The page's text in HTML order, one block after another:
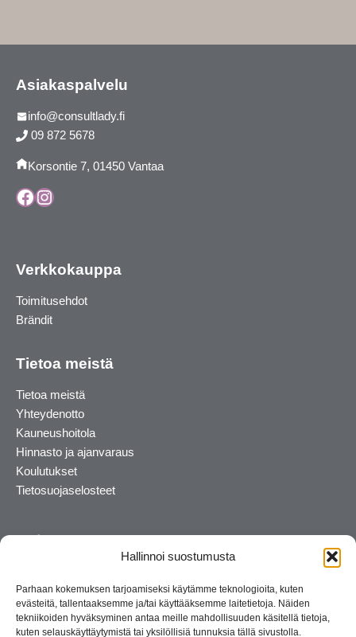
Hallinnoi suostumusta
Parhaan kokemuksen tarjoamiseksi käytämme teknologioita, kuten
evästeitä, tallentaaksemme ja/tai käyttääksemme laitetietoja. Näiden
tekniikoiden hyväksyminen antaa meille mahdollisuuden käsitellä tietoja,
kuten selauskäyttäytymistä tai yksilöllisiä tunnuksia tällä sivustolla.
Asiakaspalvelu
info@consultlady.fi
09 872 5678
Korsontie 7, 01450 Vantaa
Facebook
Instagram
Verkkokauppa
Toimitusehdot
Brändit
Tietoa meistä
Tietoa meistä
Yhteydenotto
Kauneushoitola
Hinnasto ja ajanvaraus
Koulutukset
Tietosuojaselosteet